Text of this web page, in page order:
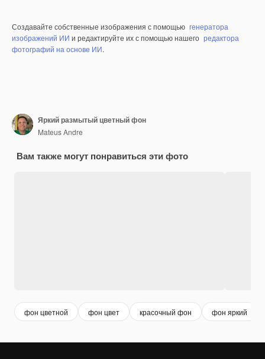
Создавайте собственные изображения с помощью генератора
изображений ИИ и редактируйте их с помощью нашего редактора
фотографий на основе ИИ.
Яркий размытый цветный фон
Mateus Andre
Вам также могут понравиться эти фото
фон цветной фон цвет красочный фон фон яркий